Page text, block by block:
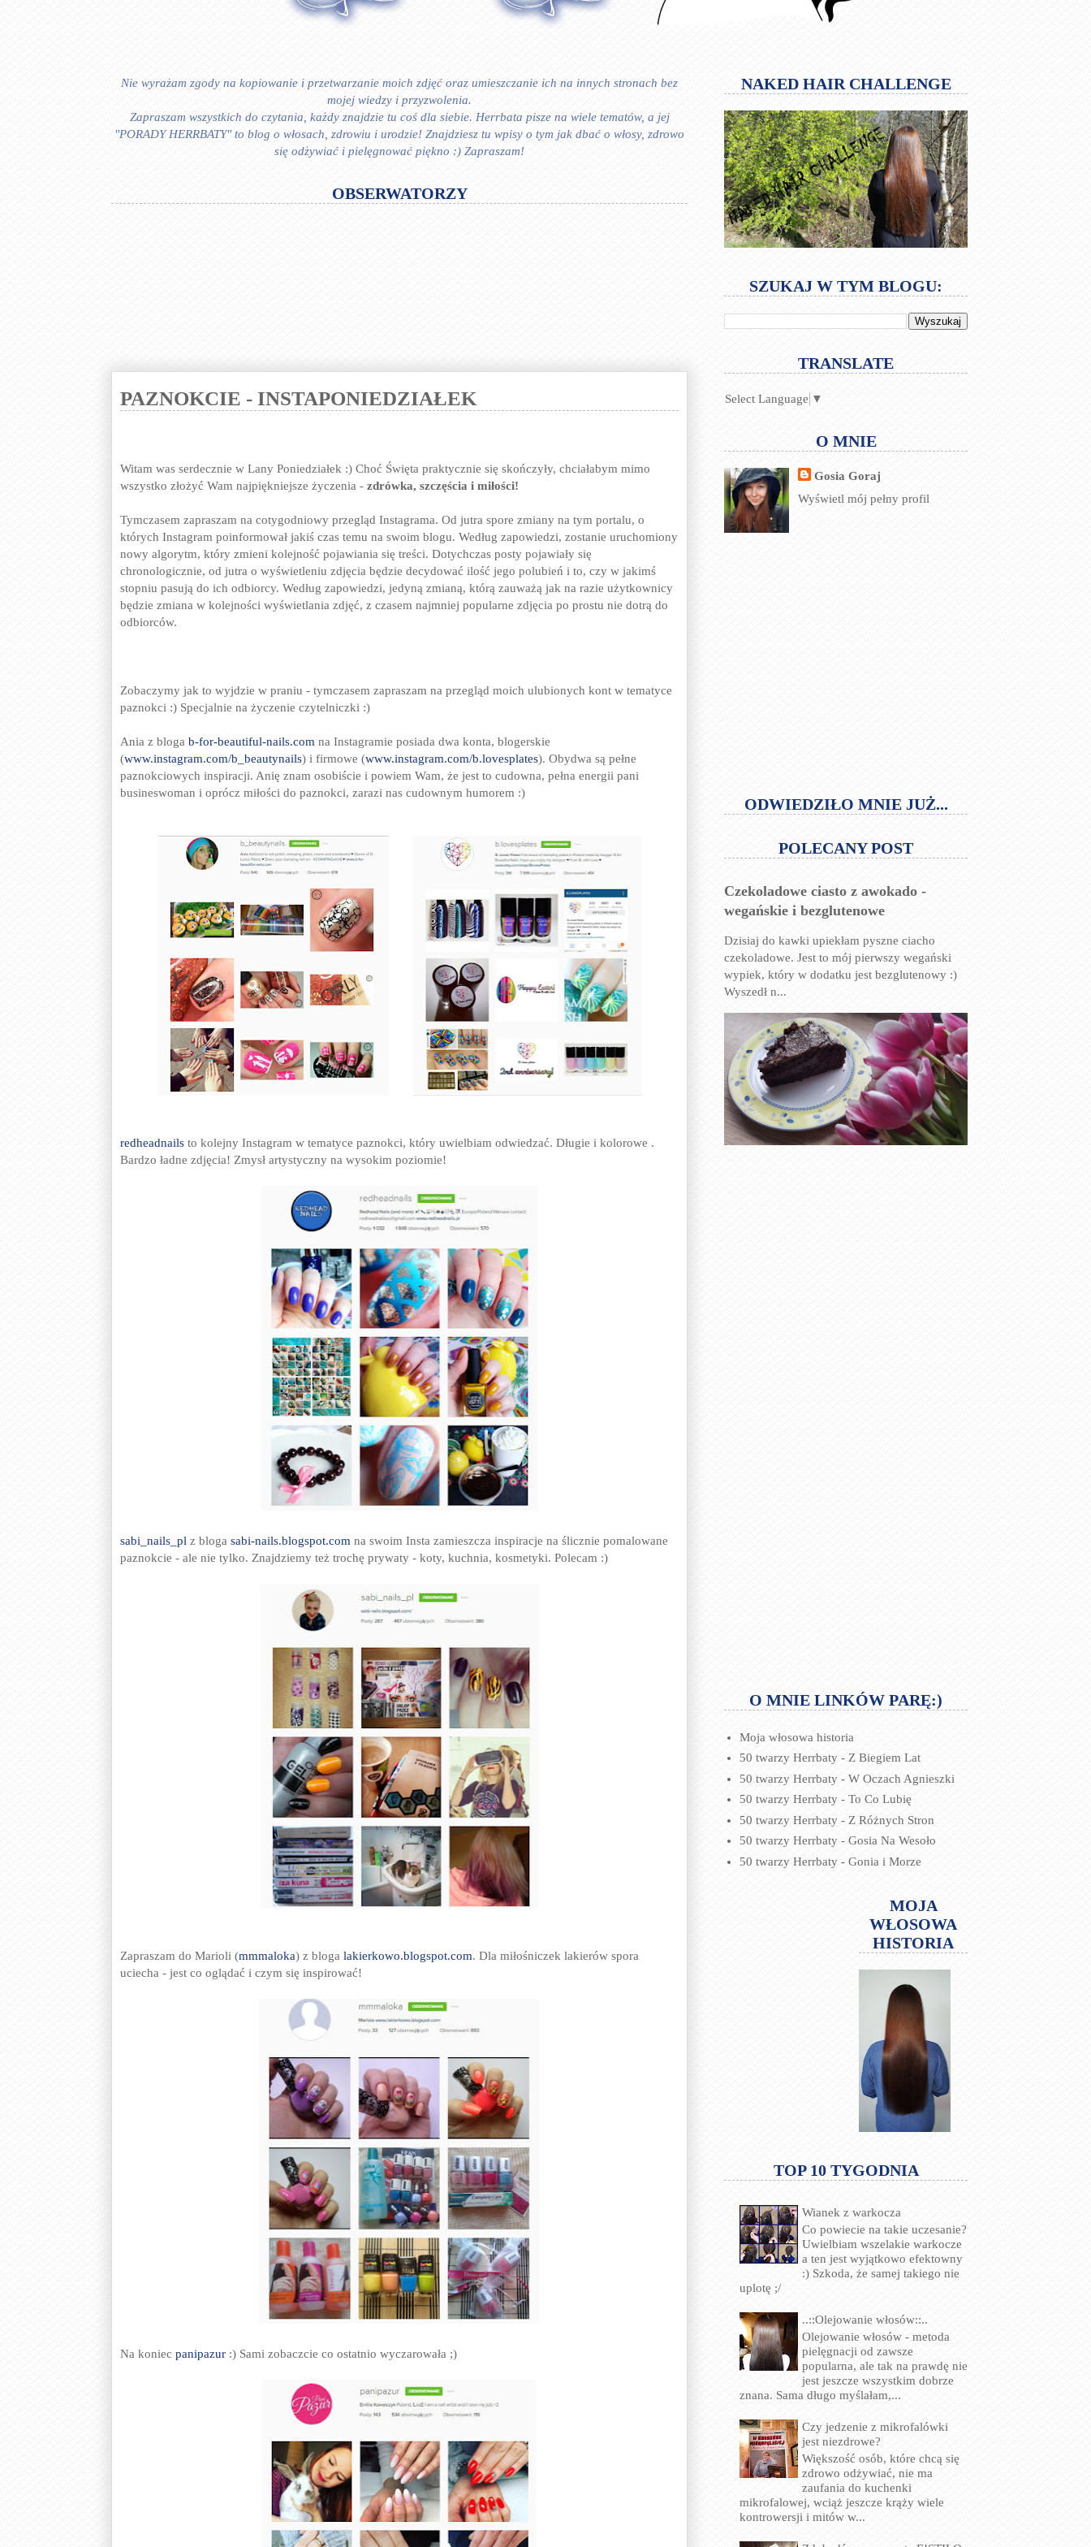
Nie wyrażam zgody na kopiowanie i przetwarzanie moich zdjęć oraz umieszczanie ich na innych stronach bez
mojej wiedzy i przyzwolenia.
Zapraszam wszystkich do czytania, każdy znajdzie tu coś dla siebie. Herrbata pisze na wiele tematów, a jej
"PORADY HERRBATY" to blog o włosach, zdrowiu i urodzie! Znajdziesz tu wpisy o tym jak dbać o włosy, zdrowo
się odżywiać i pielęgnować piękno :) Zapraszam!
OBSERWATORZY
PAZNOKCIE - INSTAPONIEDZIAŁEK
Witam was serdecznie w Lany Poniedziałek :) Choć Święta praktycznie się skończyły, chciałabym mimo
wszystko złożyć Wam najpiękniejsze życzenia - zdrówka, szczęścia i miłości!
Tymczasem zapraszam na cotygodniowy przegląd Instagrama. Od jutra spore zmiany na tym portalu, o
których Instagram poinformował jakiś czas temu na swoim blogu. Według zapowiedzi, zostanie uruchomiony
nowy algorytm, który zmieni kolejność pojawiania się treści. Dotychczas posty pojawiały się
chronologicznie, od jutra o wyświetleniu zdjęcia będzie decydować ilość jego polubień i to, czy w jakimś
stopniu pasują do ich odbiorcy. Według zapowiedzi, jedyną zmianą, którą zauważą jak na razie użytkownicy
będzie zmiana w kolejności wyświetlania zdjęć, z czasem najmniej popularne zdjęcia po prostu nie dotrą do
odbiorców.
Zobaczymy jak to wyjdzie w praniu - tymczasem zapraszam na przegląd moich ulubionych kont w tematyce
paznokci :) Specjalnie na życzenie czytelniczki :)
Ania z bloga b-for-beautiful-nails.com na Instagramie posiada dwa konta, blogerskie
(www.instagram.com/b_beautynails) i firmowe (www.instagram.com/b.lovesplates). Obydwa są pełne
paznokciowych inspiracji. Anię znam osobiście i powiem Wam, że jest to cudowna, pełna energii pani
busineswoman i oprócz miłości do paznokci, zarazi nas cudownym humorem :)
redheadnails to kolejny Instagram w tematyce paznokci, który uwielbiam odwiedzać. Długie i kolorowe .
Bardzo ładne zdjęcia! Zmysł artystyczny na wysokim poziomie!
sabi_nails_pl z bloga sabi-nails.blogspot.com na swoim Insta zamieszcza inspiracje na ślicznie pomalowane
paznokcie - ale nie tylko. Znajdziemy też trochę prywaty - koty, kuchnia, kosmetyki. Polecam :)
Zapraszam do Marioli (mmmaloka) z bloga lakierkowo.blogspot.com. Dla miłośniczek lakierów spora
uciecha - jest co oglądać i czym się inspirować!
Na koniec panipazur :) Sami zobaczcie co ostatnio wyczarowała ;)
NAKED HAIR CHALLENGE
SZUKAJ W TYM BLOGU:
TRANSLATE
Select Language ▼
O MNIE
Gosia Goraj
Wyświetl mój pełny profil
ODWIEDZIŁO MNIE JUŻ...
POLECANY POST
Czekoladowe ciasto z awokado -
wegańskie i bezglutenowe
Dzisiaj do kawki upiekłam pyszne ciacho
czekoladowe. Jest to mój pierwszy wegański
wypiek, który w dodatku jest bezglutenowy :)
Wyszedł n...
O MNIE LINKÓW PARĘ:)
Moja włosowa historia
50 twarzy Herrbaty - Z Biegiem Lat
50 twarzy Herrbaty - W Oczach Agnieszki
50 twarzy Herrbaty - To Co Lubię
50 twarzy Herrbaty - Z Różnych Stron
50 twarzy Herrbaty - Gosia Na Wesoło
50 twarzy Herrbaty - Gonia i Morze
MOJA
WŁOSOWA
HISTORIA
TOP 10 TYGODNIA
Wianek z warkocza
Co powiecie na takie uczesanie?
Uwielbiam wszelakie warkocze
a ten jest wyjątkowo efektowny
:) Szkoda, że samej takiego nie
uplotę ;/
..::Olejowanie włosów::..
Olejowanie włosów - metoda
pielęgnacji od zawsze
popularna, ale tak na prawdę nie
jest jeszcze wszystkim dobrze
znana. Sama długo myślałam,...
Czy jedzenie z mikrofalówki
jest niezdrowe?
Większość osób, które chcą się
zdrowo odżywiać, nie ma
zaufania do kuchenki
mikrofalowej, wciąż jeszcze krąży wiele
kontrowersji i mitów w...